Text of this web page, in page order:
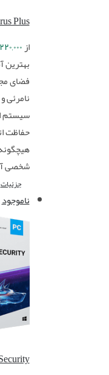
Plus
از۲۲۰,۰۰۰
بهترین
فضای
نامرئی
سیستم
حفاظت
شخصی
جزئیات
ناموجود